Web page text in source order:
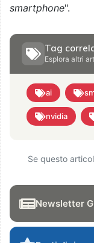
smartphone".
Tag
Esplora altri
ai
nvidia
Se questo
Newsletter